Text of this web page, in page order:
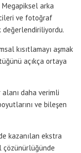
arka
ve fotoğraf
değerlendiriliyordu.
kısıtlamayı aşmak
açıkça ortaya
alanı daha verimli
ve bileşen
kazanılan ekstra
çözünürlüğünde